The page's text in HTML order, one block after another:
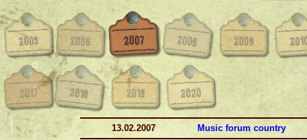
13.02.2007
Music forum country